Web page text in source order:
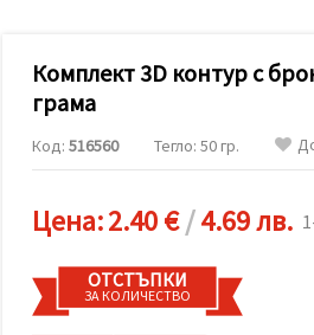
за анализ
маркетинг.
съгласиш
използваме
всички
натиснеш
"Приеми
Комплект 3D контур с
грама
Код: 516560 Тегло: 50 гр.
Цена:2.40 €/4.69 лв.
ОТСТЪПКИ
ЗА КОЛИЧЕСТВО